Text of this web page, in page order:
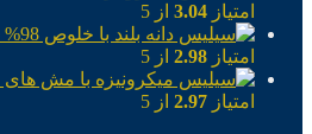
امتیاز 3.04 از 5
امتیاز 2.98 از 5
امتیاز 2.97 از 5